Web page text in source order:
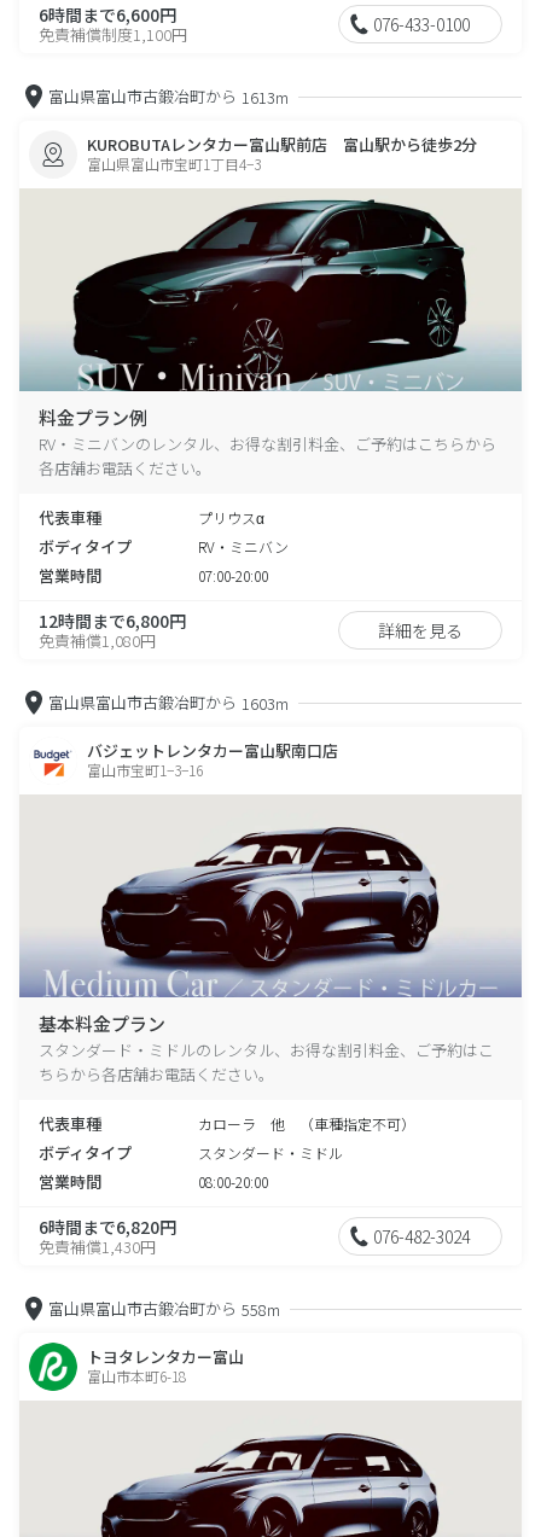
6時間まで6,600円
免責補償制度1,100円 076-433-0100
富山県富山市古鍛冶町から 1613m
KUROBUTAレンタカー富山駅前店 富山駅から徒歩2分
富山県富山市宝町1丁目4−3
料金プラン例
RV・ミニバンのレンタル、お得な割引料金、ご予約はこちらから
各店舗お電話ください。
代表車種 プリウスα
ボディタイプ RV・ミニバン
営業時間 07:00-20:00
12時間まで6,800円
免責補償1,080円 詳細を見る
富山県富山市古鍛冶町から 1603m
バジェットレンタカー富山駅南口店
富山市宝町1−3−16
基本料金プラン
スタンダード・ミドルのレンタル、お得な割引料金、ご予約はこ
ちらから各店舗お電話ください。
代表車種 カローラ 他 （車種指定不可）
ボディタイプ スタンダード・ミドル
営業時間 08:00-20:00
6時間まで6,820円
免責補償1,430円 076-482-3024
富山県富山市古鍛冶町から 558m
トヨタレンタカー富山
富山市本町6-18